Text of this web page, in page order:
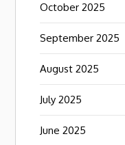
October 2025
September 2025
August 2025
July 2025
June 2025